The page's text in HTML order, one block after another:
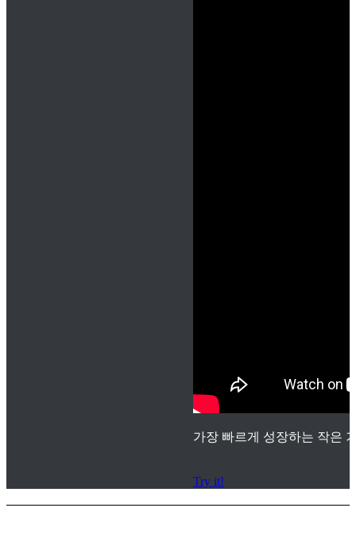
가장 빠르게 성장하는 작은
Try it!